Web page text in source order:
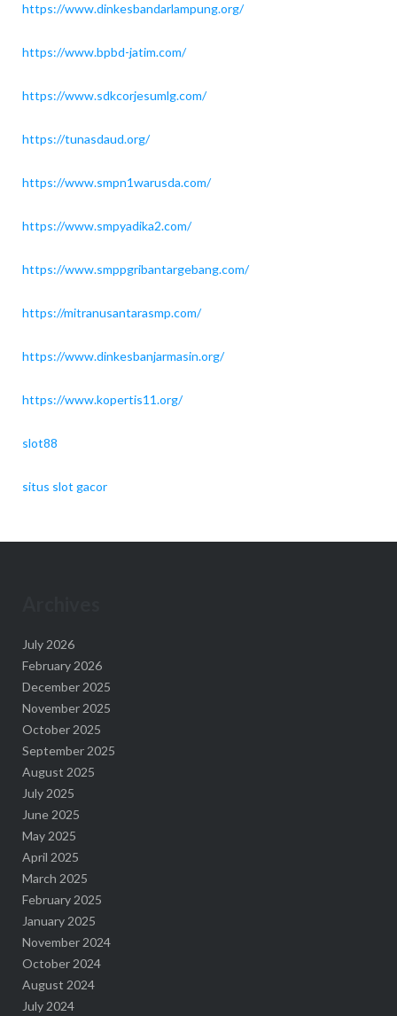
https://www.dinkesbandarlampung.org/
https://www.bpbd-jatim.com/
https://www.sdkcorjesumlg.com/
https://tunasdaud.org/
https://www.smpn1warusda.com/
https://www.smpyadika2.com/
https://www.smppgribantargebang.com/
https://mitranusantarasmp.com/
https://www.dinkesbanjarmasin.org/
https://www.kopertis11.org/
slot88
situs slot gacor
July 2026
February 2026
December 2025
November 2025
October 2025
September 2025
August 2025
July 2025
June 2025
May 2025
April 2025
March 2025
February 2025
January 2025
November 2024
October 2024
August 2024
July 2024